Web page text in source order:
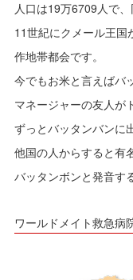
人口は19万6709人で、
11世紀にクメール王国
作地帯都会です。
今でもお米と言えばバ
マネージャーの友人が
ずっとバッタンバンに
他国の人からすると有
バッタンボンと発音す
ワールドメイト救急病